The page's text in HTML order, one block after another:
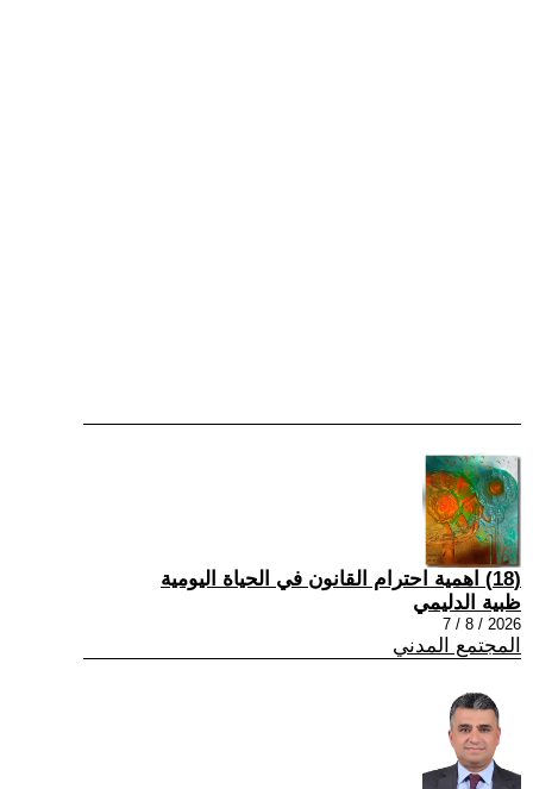
(18) اهمية احترام القانون في الحياة اليومية
ظبية الدليمي
2026 / 8 / 7
المجتمع المدني